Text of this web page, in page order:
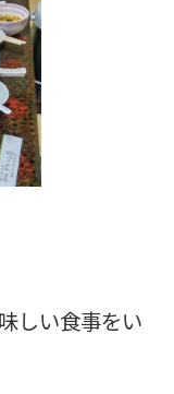
しい食事をい